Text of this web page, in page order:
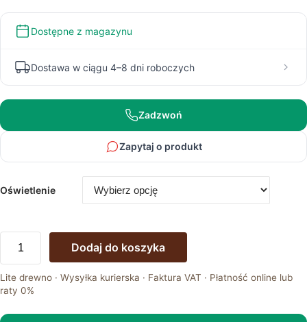
Dostępne z magazynu
Dostawa w ciągu 4–8 dni roboczych
Zadzwoń
Zapytaj o produkt
Oświetlenie
Witryna
przeszklona
dębowa
Isumi
Dodaj do koszyka
Lite drewno · Wysyłka kurierska · Faktura VAT · Płatność online lub
raty 0%